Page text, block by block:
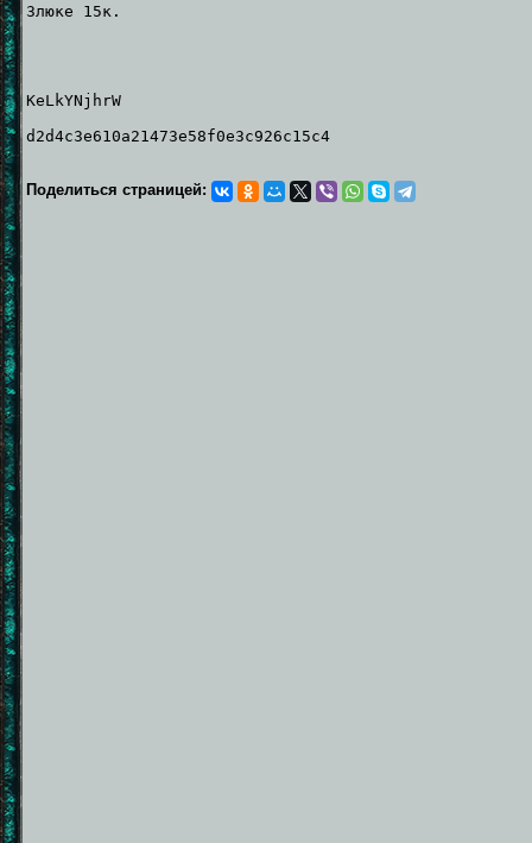
Злюке 15к.
KeLkYNjhrW
d2d4c3e610a21473e58f0e3c926c15c4
Поделиться страницей: